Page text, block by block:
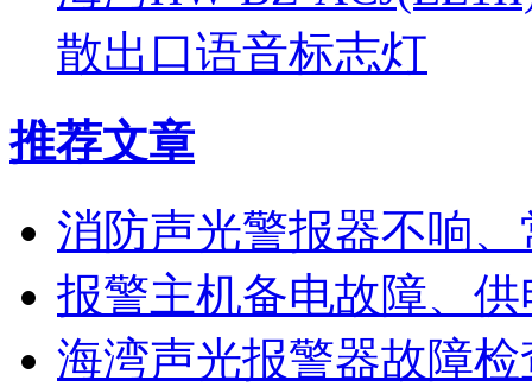
散出口语音标志灯
推荐文章
消防声光警报器不响
报警主机备电故障、
海湾声光报警器故障